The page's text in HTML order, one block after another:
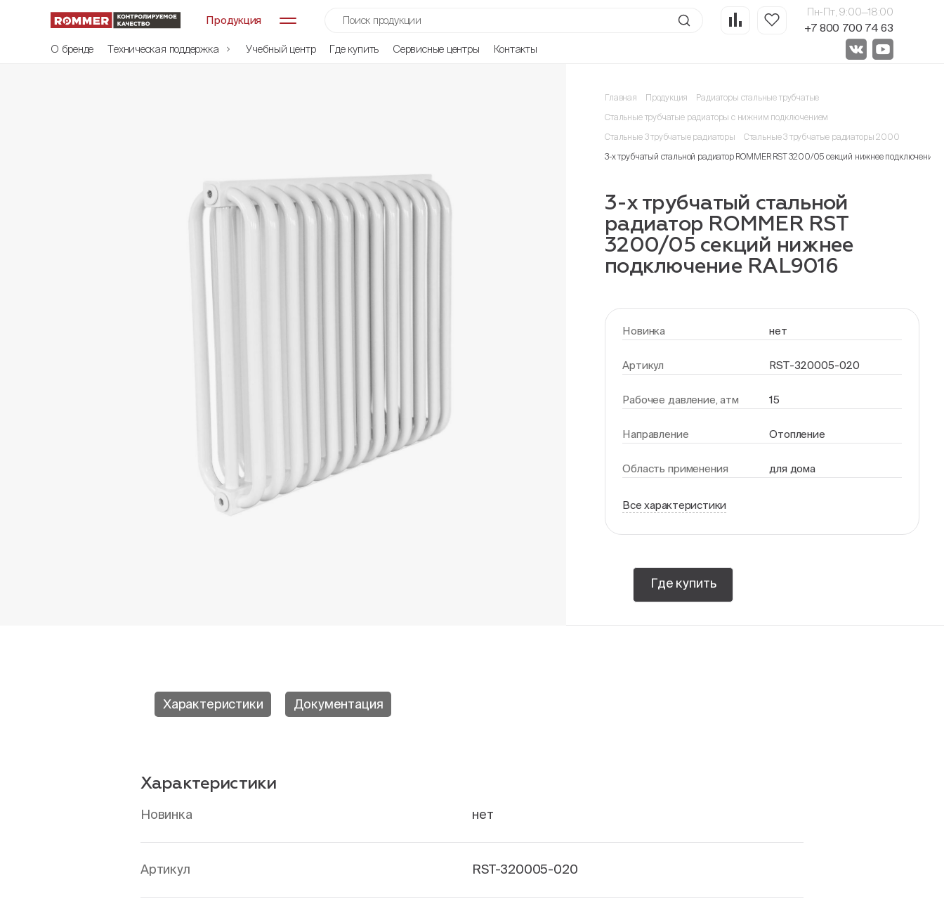
Продукция
Пн-Пт, 9:00—18:00
+7 800 700 74 63
О бренде
Техническая поддержка Учебный центр Где купить Сервисные центры Контакты
Главная Продукция Радиаторы стальные трубчатые
Стальные трубчатые радиаторы с нижним подключением
Стальные 3 трубчатые радиаторы Стальные 3 трубчатые радиаторы 2000
3-х трубчатый стальной радиатор ROMMER RST 3200/05 секций нижнее подключение
3-х трубчатый стальной
радиатор ROMMER RST
3200/05 секций нижнее
подключение RAL9016
Новинка нет
Артикул RST-320005-020
Рабочее давление, атм 15
Направление Отопление
Область применения для дома
Все характеристики
Где купить
Характеристики Документация
Характеристики
Новинка нет
Артикул RST-320005-020